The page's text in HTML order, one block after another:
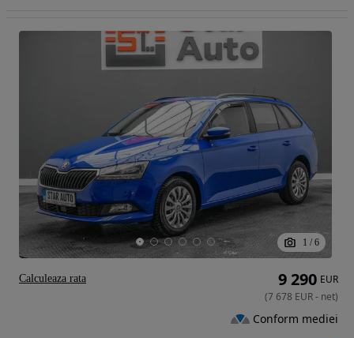
1 / 6
9 290 EUR
(7 678 EUR- net)
Conform mediei
Calculeaza rata